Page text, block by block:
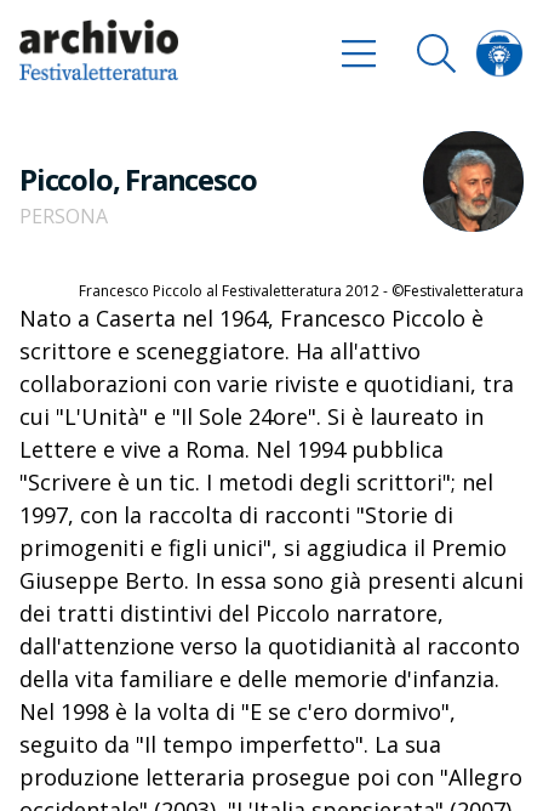
Piccolo, Francesco
PERSONA
Francesco Piccolo al Festivaletteratura 2012 - ©Festivaletteratura
Nato a Caserta nel 1964, Francesco Piccolo è
scrittore e sceneggiatore. Ha all'attivo
collaborazioni con varie riviste e quotidiani, tra
cui "L'Unità" e "Il Sole 24ore". Si è laureato in
Lettere e vive a Roma. Nel 1994 pubblica
"Scrivere è un tic. I metodi degli scrittori"; nel
1997, con la raccolta di racconti "Storie di
primogeniti e figli unici", si aggiudica il Premio
Giuseppe Berto. In essa sono già presenti alcuni
dei tratti distintivi del Piccolo narratore,
dall'attenzione verso la quotidianità al racconto
della vita familiare e delle memorie d'infanzia.
Nel 1998 è la volta di "E se c'ero dormivo",
seguito da "Il tempo imperfetto". La sua
produzione letteraria prosegue poi con "Allegro